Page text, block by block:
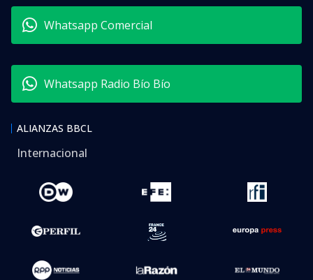
Whatsapp Comercial
Whatsapp Radio Bío Bío
ALIANZAS BBCL
Internacional